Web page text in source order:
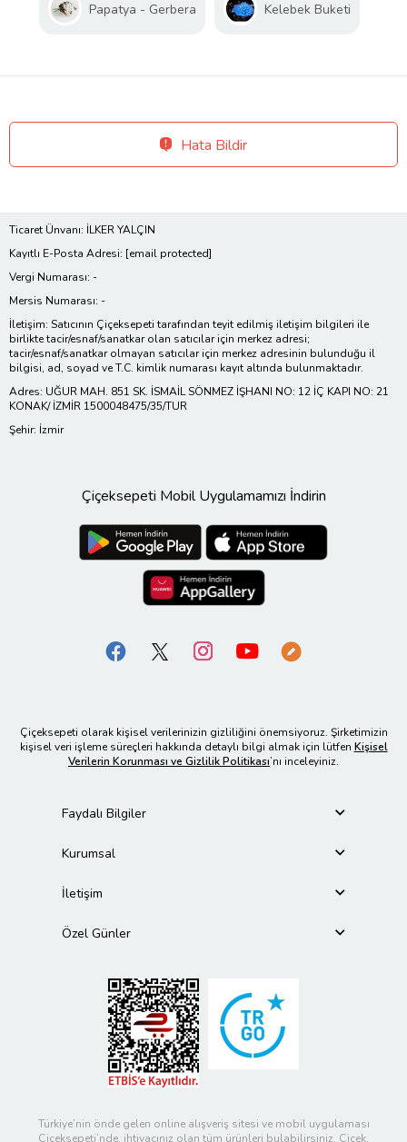
Papatya - Gerbera Kelebek Buketi
Hata Bildir
Ticaret Ünvanı: İLKER YALÇIN
Kayıtlı E-Posta Adresi: [email protected]
Vergi Numarası: -
Mersis Numarası: -
İletişim: Satıcının Çiçeksepeti tarafından teyit edilmiş iletişim bilgileri ile
birlikte tacir/esnaf/sanatkar olan satıcılar için merkez adresi;
tacir/esnaf/sanatkar olmayan satıcılar için merkez adresinin bulunduğu il
bilgisi, ad, soyad ve T.C. kimlik numarası kayıt altında bulunmaktadır.
Adres: UĞUR MAH. 851 SK. İSMAİL SÖNMEZ İŞHANI NO: 12 İÇ KAPI NO: 21
KONAK/ İZMİR 1500048475/35/TUR
Şehir: İzmir
Çiçeksepeti Mobil Uygulamamızı İndirin
Çiçeksepeti olarak kişisel verilerinizin gizliliğini önemsiyoruz. Şirketimizin
kişisel veri işleme süreçleri hakkında detaylı bilgi almak için lütfen Kişisel
Verilerin Korunması ve Gizlilik Politikası’nı inceleyiniz.
Faydalı Bilgiler
Kurumsal
İletişim
Özel Günler
Türkiye’nin önde gelen online alışveriş sitesi ve mobil uygulaması
Çiçeksepeti’nde, ihtiyacınız olan tüm ürünleri bulabilirsiniz. Çiçek,